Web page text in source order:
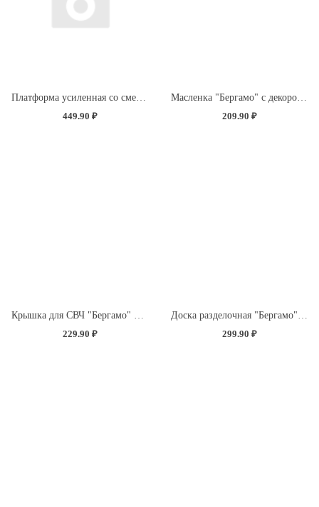
449.90 ₽
209.90 ₽
Крышка для СВЧ "Бергамо" D250мм с декором "Розы" (бесцветный)
229.90 ₽
Доска разделочная "Бергамо" прямоугольная 335x220x4мм с декором "Розы" (светло-розовый)
299.90 ₽